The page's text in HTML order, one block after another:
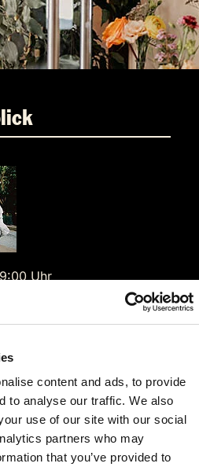
content and ads, to provide
to analyse our traffic. We also
use of our site with our social
partners who may
that you’ve provided to
Uhr
99,90 €